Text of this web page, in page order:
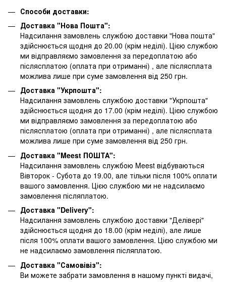
Способи доставки:
Доставка "Нова Пошта":
Надсилання замовлень службою доставки "Нова пошта"
здійснюється щодня до 20.00 (крім неділі). Цією службою
ми відправляємо замовлення за передоплатою або
післясплатою (оплата при отриманні) , але післясплата
можлива лише при суме замовлення від 250 грн.
Доставка "Укрпошта":
Надсилання замовлень службою доставки "Укрпошта"
здійснюється щодня до 17.00 (крім неділі). Цією службою
ми відправляємо замовлення за передоплатою або
післясплатою (оплата при отриманні) , але післясплата
можлива лише при суме замовлення від 250 грн.
Доставка "Meest ПОШТА":
Надсилання замовлень службою Meest відбуваються
Вівторок - Субота до 19.00, але тільки після 100% оплати
вашого замовлення. Цією службою ми не надсилаємо
замовлення післяплатою.
Доставка "Delivery":
Надсилання замовлень службою доставки "Делівері"
здійснюється щодня до 18.00 (крім неділі), але лише
після 100% оплати вашого замовлення. Цією службою ми
не надсилаємо замовлення післяплатою.
Доставка "Самовівіз":
Ви можете забрати замовлення в нашому пункті видачі,